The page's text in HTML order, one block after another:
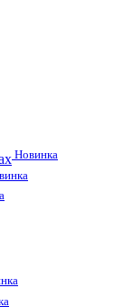
Новинка